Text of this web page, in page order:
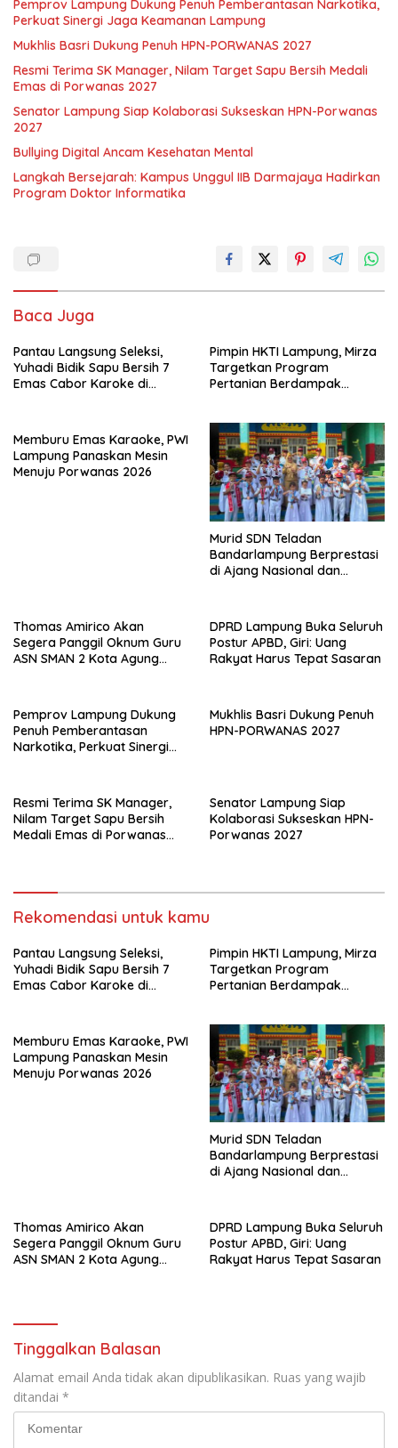
Pemprov Lampung Dukung Penuh Pemberantasan Narkotika,
Perkuat Sinergi Jaga Keamanan Lampung
Mukhlis Basri Dukung Penuh HPN-PORWANAS 2027
Resmi Terima SK Manager, Nilam Target Sapu Bersih Medali
Emas di Porwanas 2027
Senator Lampung Siap Kolaborasi Sukseskan HPN-Porwanas
2027
Bullying Digital Ancam Kesehatan Mental
Langkah Bersejarah: Kampus Unggul IIB Darmajaya Hadirkan
Program Doktor Informatika
Baca Juga
Pantau Langsung Seleksi,
Yuhadi Bidik Sapu Bersih 7
Emas Cabor Karoke di
Pimpin HKTI Lampung, Mirza
Targetkan Program
Pertanian Berdampak
Memburu Emas Karaoke, PWI
Lampung Panaskan Mesin
Menuju Porwanas 2026
Murid SDN Teladan
Bandarlampung Berprestasi
di Ajang Nasional dan
Thomas Amirico Akan
Segera Panggil Oknum Guru
ASN SMAN 2 Kota Agung
DPRD Lampung Buka Seluruh
Postur APBD, Giri: Uang
Rakyat Harus Tepat Sasaran
Pemprov Lampung Dukung
Penuh Pemberantasan
Narkotika, Perkuat Sinergi
Mukhlis Basri Dukung Penuh
HPN-PORWANAS 2027
Resmi Terima SK Manager,
Nilam Target Sapu Bersih
Medali Emas di Porwanas
Senator Lampung Siap
Kolaborasi Sukseskan HPN-
Porwanas 2027
Rekomendasi untuk kamu
Pantau Langsung Seleksi,
Yuhadi Bidik Sapu Bersih 7
Emas Cabor Karoke di
Pimpin HKTI Lampung, Mirza
Targetkan Program
Pertanian Berdampak
Memburu Emas Karaoke, PWI
Lampung Panaskan Mesin
Menuju Porwanas 2026
Murid SDN Teladan
Bandarlampung Berprestasi
di Ajang Nasional dan
Thomas Amirico Akan
Segera Panggil Oknum Guru
ASN SMAN 2 Kota Agung
DPRD Lampung Buka Seluruh
Postur APBD, Giri: Uang
Rakyat Harus Tepat Sasaran
Tinggalkan Balasan
Alamat email Anda tidak akan dipublikasikan. Ruas yang wajib
ditandai *